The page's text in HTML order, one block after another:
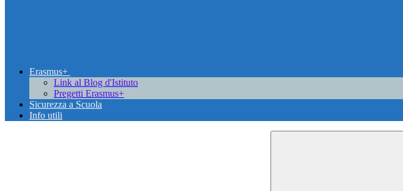
Erasmus+
Link al Blog d'Istituto
Pregetti Erasmus+
Sicurezza a Scuola
Info utili